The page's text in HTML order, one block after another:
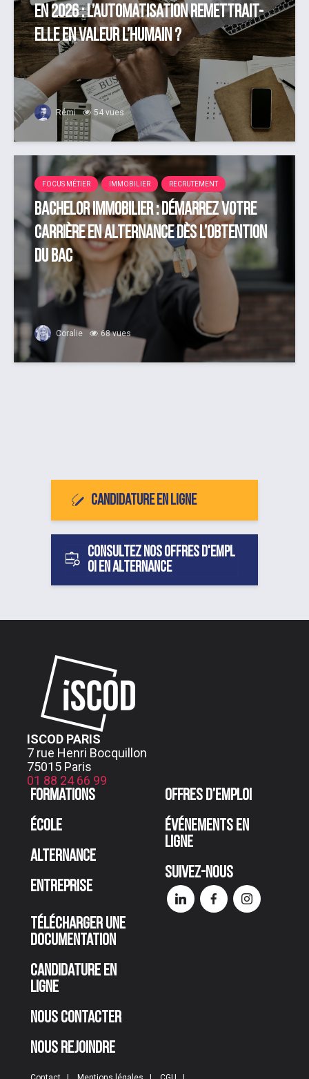
en 2026 : l’automatisation remettrait-
elle en valeur l’humain ?
Rémi 54 vues
FOCUS MÉTIER IMMOBILIER RECRUTEMENT
Bachelor Immobilier : démarrez votre
carrière en alternance dès l’obtention
du bac
Coralie 68 vues
Candidature en ligne
Consultez nos offres d'empl
oi en alternance
ISCOD PARIS
7 rue Henri Bocquillon
75015 Paris
01 88 24 66 99
Formations
École
Alternance
Entreprise
Offres d’emploi
Événements en
ligne
Suivez-nous
Télécharger une
documentation
Candidature en
ligne
Nous contacter
Nous rejoindre